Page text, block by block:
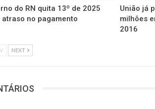
do RN quita 13º de 2025
atraso no pagamento
União já
milhões
2016
NEXT